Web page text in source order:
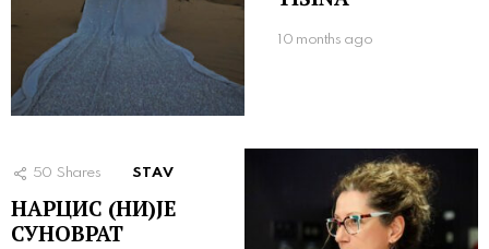
10 months ago
50 Shares STAV
НАРЦИС (НИ)ЈЕ
СУНОВРАТ